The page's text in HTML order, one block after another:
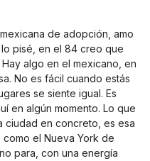
de adopción, amo
pisé, en el 84 creo que
algo en el mexicano, en
No es fácil cuando estás
se siente igual. Es
en algún momento. Lo que
ciudad en concreto, es esa
el Nueva York de
para, con una energía